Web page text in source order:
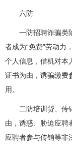
六防
一防招聘诈骗类
者成为“免费”劳动力
个人信息，借机对本
证书为由，诱骗缴费
用。
二防培训贷、传
由，诱惑、胁迫应聘
应聘者参与传销等非